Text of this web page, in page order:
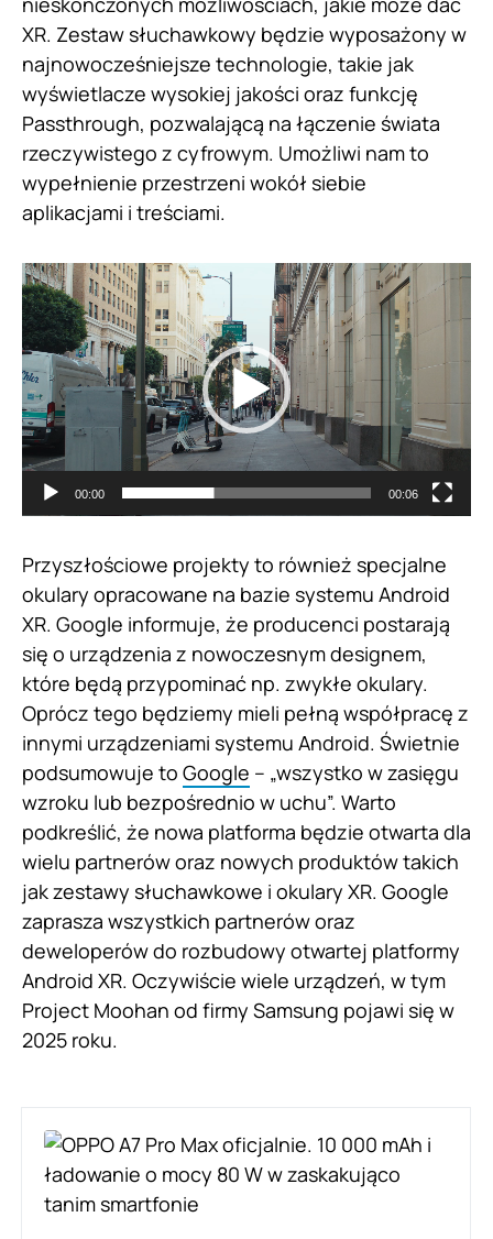
XR. Zestaw słuchawkowy będzie wyposażony w
najnowocześniejsze technologie, takie jak
wyświetlacze wysokiej jakości oraz funkcję
Passthrough, pozwalającą na łączenie świata
rzeczywistego z cyfrowym. Umożliwi nam to
wypełnienie przestrzeni wokół siebie
aplikacjami i treściami.
Odtwarzacz
video
00:00 00:06
Przyszłościowe projekty to również specjalne
okulary opracowane na bazie systemu Android
XR. Google informuje, że producenci postarają
się o urządzenia z nowoczesnym designem,
które będą przypominać np. zwykłe okulary.
Oprócz tego będziemy mieli pełną współpracę z
innymi urządzeniami systemu Android. Świetnie
podsumowuje to Google – „wszystko w zasięgu
wzroku lub bezpośrednio w uchu”. Warto
podkreślić, że nowa platforma będzie otwarta dla
wielu partnerów oraz nowych produktów takich
jak zestawy słuchawkowe i okulary XR. Google
zaprasza wszystkich partnerów oraz
deweloperów do rozbudowy otwartej platformy
Android XR. Oczywiście wiele urządzeń, w tym
Project Moohan od firmy Samsung pojawi się w
2025 roku.